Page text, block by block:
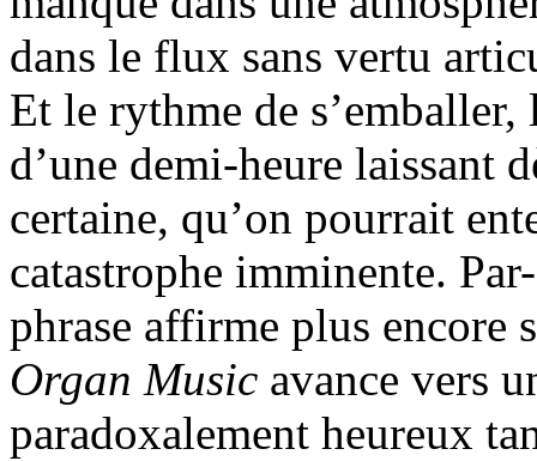
dans le flux sans vertu
Et le rythme de
d’une demi-heure laissant
certaine, qu’on pourrait
catastrophe imminente.
phrase affirme plus encore
Organ Music avance vers
paradoxalement heureux